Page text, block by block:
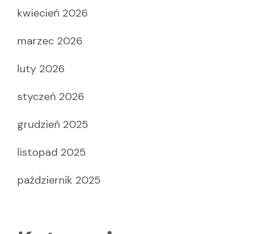
kwiecień 2026
marzec 2026
luty 2026
styczeń 2026
grudzień 2025
listopad 2025
październik 2025